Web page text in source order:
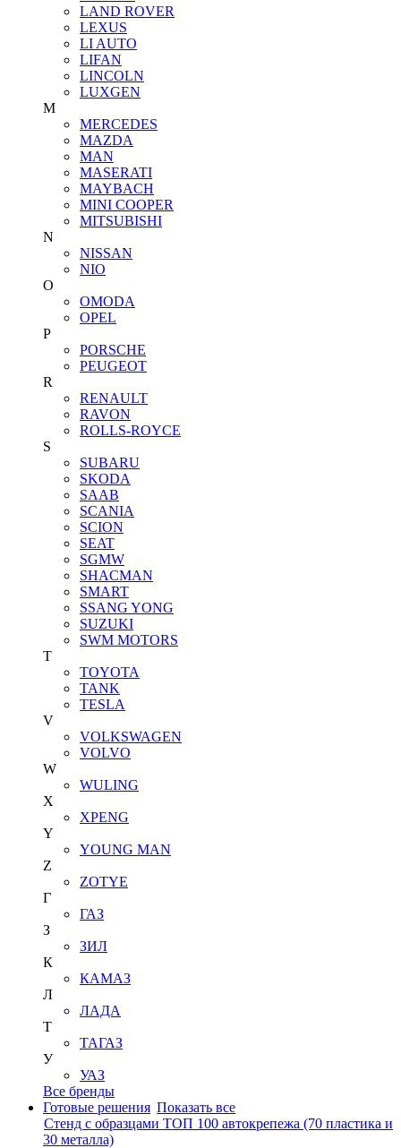
LAND ROVER
LEXUS
LI AUTO
LIFAN
LINCOLN
LUXGEN
M
MERCEDES
MAZDA
MAN
MASERATI
MAYBACH
MINI COOPER
MITSUBISHI
N
NISSAN
NIO
O
OMODA
OPEL
P
PORSCHE
PEUGEOT
R
RENAULT
RAVON
ROLLS-ROYCE
S
SUBARU
SKODA
SAAB
SCANIA
SCION
SEAT
SGMW
SHACMAN
SMART
SSANG YONG
SUZUKI
SWM MOTORS
T
TOYOTA
TANK
TESLA
V
VOLKSWAGEN
VOLVO
W
WULING
X
XPENG
Y
YOUNG MAN
Z
ZOTYE
Г
ГАЗ
З
ЗИЛ
К
КАМАЗ
Л
ЛАДА
Т
ТАГАЗ
У
УАЗ
Все бренды
Готовые решения Показать все
Стенд с образцами ТОП 100 автокрепежа (70 пластика и
30 металла)